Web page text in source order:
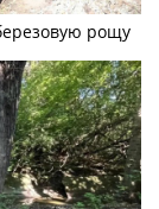
рощу